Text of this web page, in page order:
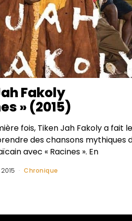
Fakoly
» (2015)
fois, Tiken Jah Fakoly a fait le
des chansons mythiques
avec « Racines ». En
Chronique